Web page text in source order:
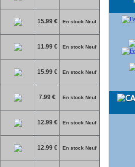
15.99 € En stock Neuf
11.99 € En stock Neuf
15.99 € En stock Neuf
7.99 € En stock Neuf
12.99 € En stock Neuf
12.99 € En stock Neuf